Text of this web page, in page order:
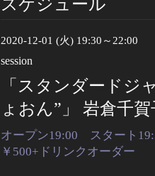
2020-12-01 (火) 19:30～22:00
session
「スタンダードジ
ょおん”」 岩倉千賀
オープン19:00 スタート
￥500+ドリンクオーダー